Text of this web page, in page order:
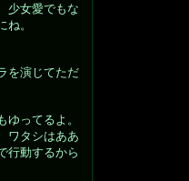
少女愛でもな
。
を演じてただ
ってるよ。
ワタシはああ
行動するから